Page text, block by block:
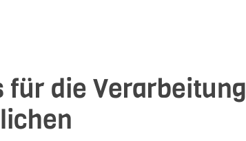
für die Verarbeitung